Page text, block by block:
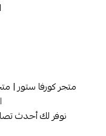
متجر كورفا ستور |
نوفر لك أحدث